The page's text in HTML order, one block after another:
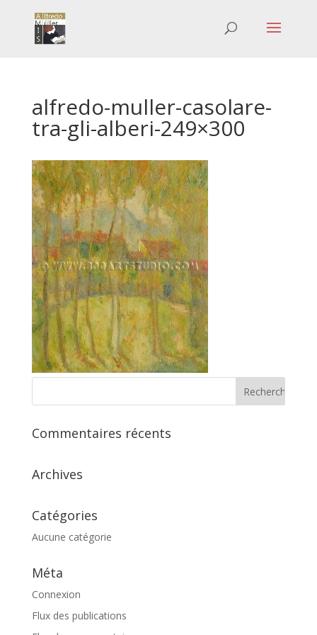
alfredo-muller-casolare-
tra-gli-alberi-249×300
Commentaires récents
Archives
Catégories
Aucune catégorie
Méta
Connexion
Flux des publications